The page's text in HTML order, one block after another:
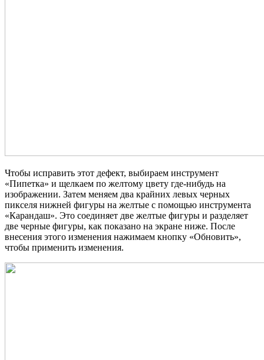
Чтобы исправить этот дефект, выбираем инструмент
«Пипетка» и щелкаем по желтому цвету где-нибудь на
изображении. Затем меняем два крайних левых черных
пикселя нижней фигуры на желтые с помощью инструмента
«Карандаш». Это соединяет две желтые фигуры и разделяет
две черные фигуры, как показано на экране ниже. После
внесения этого изменения нажимаем кнопку «Обновить»,
чтобы применить изменения.